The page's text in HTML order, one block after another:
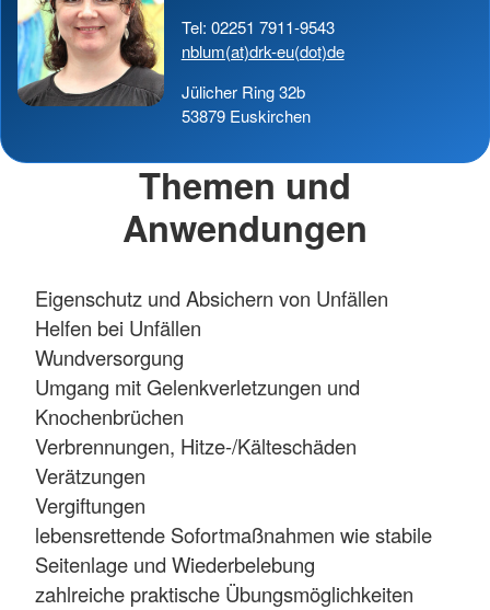
Tel: 02251 7911-9543
nblum(at)drk-eu(dot)de
Jülicher Ring 32b
53879 Euskirchen
Themen und
Anwendungen
Eigenschutz und Absichern von Unfällen
Helfen bei Unfällen
Wundversorgung
Umgang mit Gelenkverletzungen und
Knochenbrüchen
Verbrennungen, Hitze-/Kälteschäden
Verätzungen
Vergiftungen
lebensrettende Sofortmaßnahmen wie stabile
Seitenlage und Wiederbelebung
zahlreiche praktische Übungsmöglichkeiten